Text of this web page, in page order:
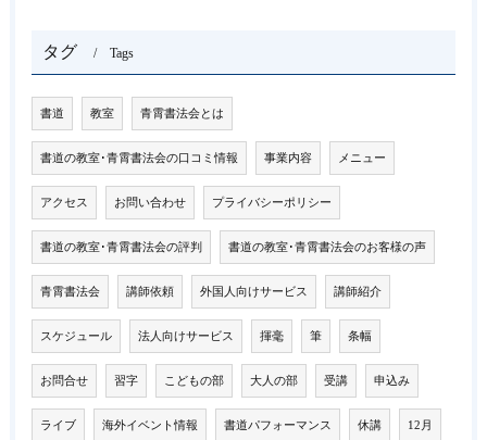
タグ Tags
書道 教室 青霄書法会とは
書道の教室･青霄書法会の口コミ情報 事業内容 メニュー
アクセス お問い合わせ プライバシーポリシー
書道の教室･青霄書法会の評判 書道の教室･青霄書法会のお客様の声
青霄書法会 講師依頼 外国人向けサービス 講師紹介
スケジュール 法人向けサービス 揮毫 筆 条幅
お問合せ 習字 こどもの部 大人の部 受講 申込み
ライブ 海外イベント情報 書道パフォーマンス 休講 12月